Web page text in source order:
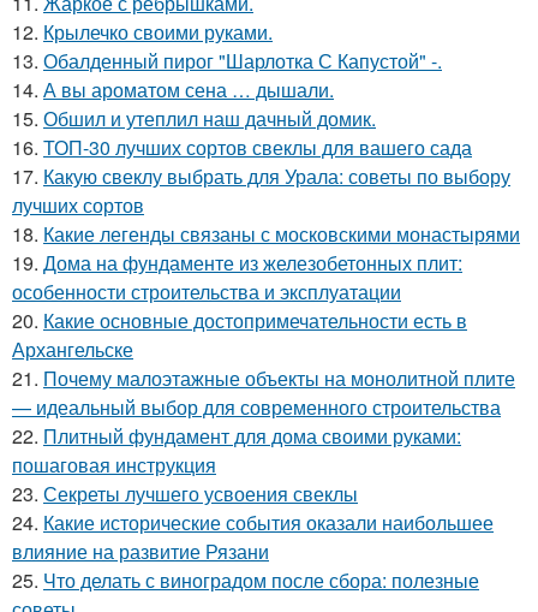
12. Крылечко своими руками.
13. Обалденный пирог "Шарлотка С Капустой" -.
14. А вы ароматом сена … дышали.
15. Обшил и утеплил наш дачный домик.
16. ТОП-30 лучших сортов свеклы для вашего сада
17. Какую свеклу выбрать для Урала: советы по выбору
лучших сортов
18. Какие легенды связаны с московскими монастырями
19. Дома на фундаменте из железобетонных плит:
особенности строительства и эксплуатации
20. Какие основные достопримечательности есть в
Архангельске
21. Почему малоэтажные объекты на монолитной плите
— идеальный выбор для современного строительства
22. Плитный фундамент для дома своими руками:
пошаговая инструкция
23. Секреты лучшего усвоения свеклы
24. Какие исторические события оказали наибольшее
влияние на развитие Рязани
25. Что делать с виноградом после сбора: полезные